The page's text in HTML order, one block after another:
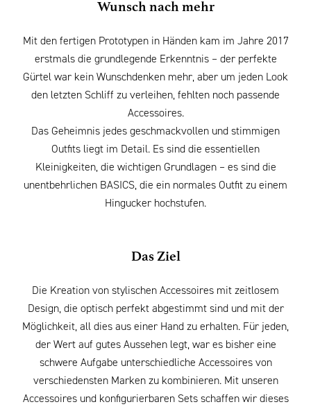
Wunsch nach mehr
Mit den fertigen Prototypen in Händen kam im Jahre 2017
erstmals die grundlegende Erkenntnis – der perfekte
Gürtel war kein Wunschdenken mehr, aber um jeden Look
den letzten Schliff zu verleihen, fehlten noch passende
Accessoires.
Das Geheimnis jedes geschmackvollen und stimmigen
Outfits liegt im Detail. Es sind die essentiellen
Kleinigkeiten, die wichtigen Grundlagen – es sind die
unentbehrlichen BASICS, die ein normales Outfit zu einem
Hingucker hochstufen.
Das Ziel
Die Kreation von stylischen Accessoires mit zeitlosem
Design, die optisch perfekt abgestimmt sind und mit der
Möglichkeit, all dies aus einer Hand zu erhalten. Für jeden,
der Wert auf gutes Aussehen legt, war es bisher eine
schwere Aufgabe unterschiedliche Accessoires von
verschiedensten Marken zu kombinieren. Mit unseren
Accessoires und konfigurierbaren Sets schaffen wir dieses